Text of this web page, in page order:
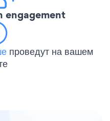
engagement
проведут на вашем